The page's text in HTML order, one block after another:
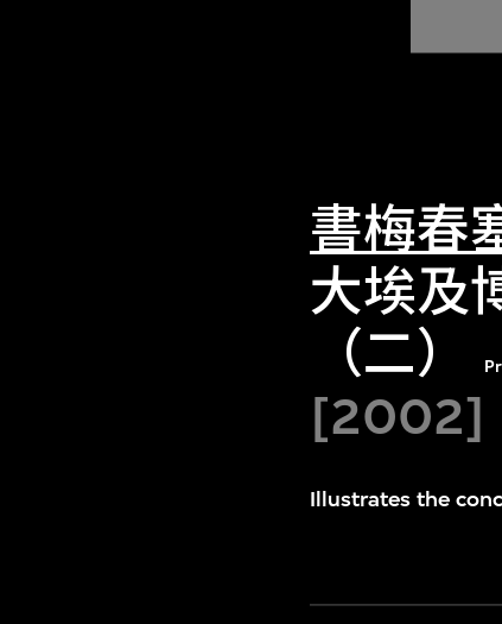
書梅春
大埃及
（二）
[2002]
Illustrates the